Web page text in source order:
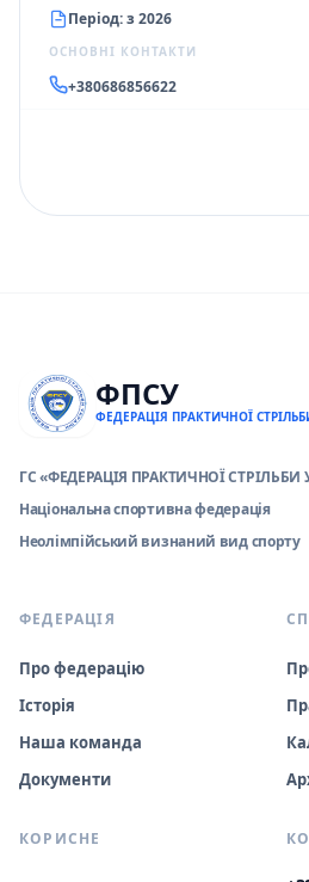
Період: з 2026
ОСНОВНІ КОНТАКТИ
+380686856622
ФПСУ
ФЕДЕРАЦІЯ ПРАКТИЧНОЇ
ГС «ФЕДЕРАЦІЯ ПРАКТИЧНОЇ СТРІЛЬБИ
Національна спортивна федерація
Неолімпійський визнаний вид спорту
ФЕДЕРАЦІЯ
Про федерацію
Історія
Наша команда
Документи
КОРИСНЕ